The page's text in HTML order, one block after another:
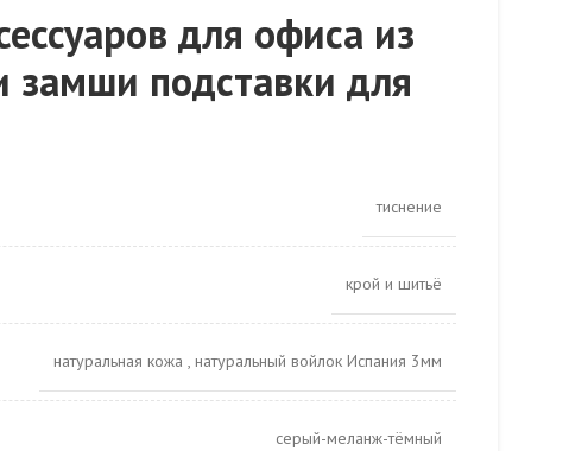
для офиса из
замши подставки для
тиснение
крой и шитьё
натуральная кожа , натуральный войлок Испания 3мм
серый-меланж-тёмный